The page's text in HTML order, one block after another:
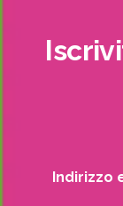
Strutture da
Indirizzo